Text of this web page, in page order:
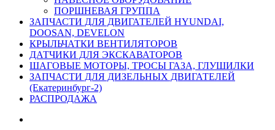
ПОРШНЕВАЯ ГРУППА
ЗАПЧАСТИ ДЛЯ ДВИГАТЕЛЕЙ HYUNDAI,
DOOSAN, DEVELON
КРЫЛЬЧАТКИ ВЕНТИЛЯТОРОВ
ДАТЧИКИ ДЛЯ ЭКСКАВАТОРОВ
ШАГОВЫЕ МОТОРЫ, ТРОСЫ ГАЗА, ГЛУШИЛКИ
ЗАПЧАСТИ ДЛЯ ДИЗЕЛЬНЫХ ДВИГАТЕЛЕЙ
(Екатеринбург-2)
РАСПРОДАЖА